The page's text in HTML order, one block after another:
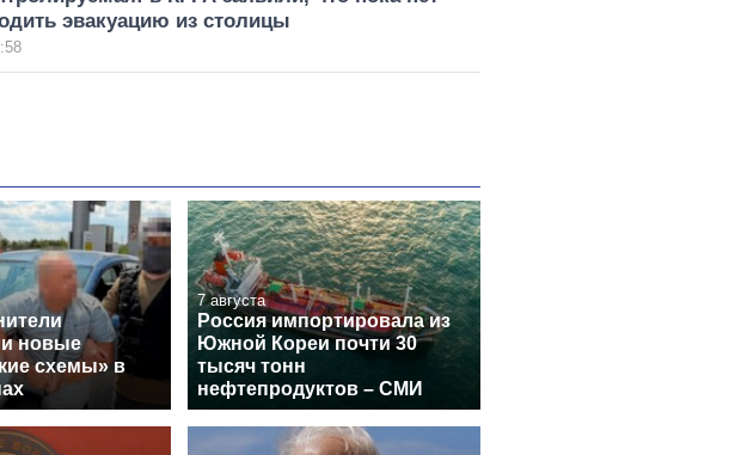
эвакуацию из столицы
новые
схемы» в
7 августа
Россия импортировала из
Южной Кореи почти 30
тысяч тонн
нефтепродуктов – СМИ